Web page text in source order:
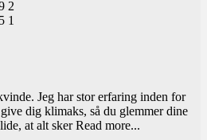
Jeg har stor erfaring inden for
dig klimaks, så du glemmer dine
at alt skerRead more...